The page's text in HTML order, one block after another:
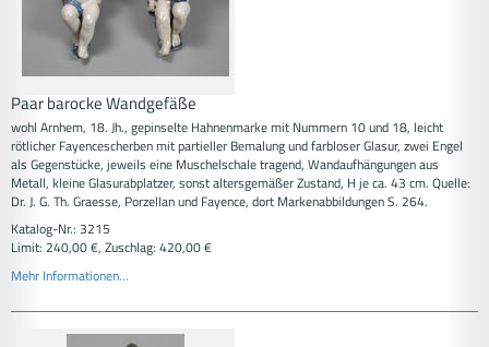
Paar barocke Wandgefäße
wohl Arnhem, 18. Jh., gepinselte Hahnenmarke mit Nummern 10 und 18, leicht
rötlicher Fayencescherben mit partieller Bemalung und farbloser Glasur, zwei Engel
als Gegenstücke, jeweils eine Muschelschale tragend, Wandaufhängungen aus
Metall, kleine Glasurabplatzer, sonst altersgemäßer Zustand, H je ca. 43 cm. Quelle:
Dr. J. G. Th. Graesse, Porzellan und Fayence, dort Markenabbildungen S. 264.
Katalog-Nr.: 3215
Limit: 240,00 €, Zuschlag: 420,00 €
Mehr Informationen...